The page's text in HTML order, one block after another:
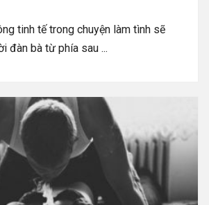
tinh tế trong chuyện làm tình sẽ
đàn bà từ phía sau ...